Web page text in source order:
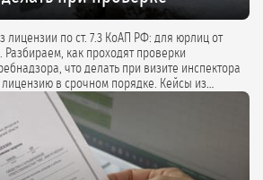
лицензии по ст. 7.3 КоАП РФ: для юрлиц от
проходят проверки
что делать при визите инспектора
в срочном порядке. Кейсы из